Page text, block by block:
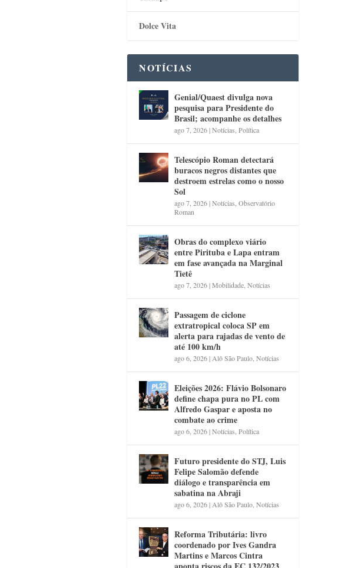
Dolce Vita
NOTÍCIAS
Genial/Quaest divulga nova
pesquisa para Presidente do
Brasil; acompanhe os detalhes
ago 7, 2026|Notícias ,Política
Telescópio Roman detectará
buracos negros distantes que
destroem estrelas como o nosso
Sol
ago 7, 2026|Notícias ,Observatório
Roman
Obras do complexo viário
entre Pirituba e Lapa entram
em fase avançada na Marginal
Tietê
ago 7, 2026|Mobilidade ,Notícias
Passagem de ciclone
extratropical coloca SP em
alerta para rajadas de vento de
até 100 km/h
ago 6, 2026| Alô São Paulo ,Notícias
Eleições 2026: Flávio Bolsonaro
define chapa pura no PL com
Alfredo Gaspar e aposta no
combate ao crime
ago 6, 2026|Notícias ,Política
Futuro presidente do STJ, Luis
Felipe Salomão defende
diálogo e transparência em
sabatina na Abraji
ago 6, 2026| Alô São Paulo ,Notícias
Reforma Tributária: livro
coordenado por Ives Gandra
Martins e Marcos Cintra